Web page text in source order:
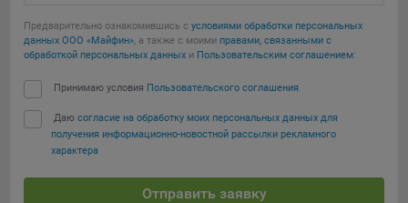
Предварительно ознакомившись с условиями обработки персональных
данных ООО «Майфин», а также с моими правами, связанными с
обработкой персональных данных и Пользовательским соглашением:
Принимаю условия Пользовательского соглашения
Даю согласие на обработку моих персональных данных для
получения информационно-новостной рассылки рекламного
характера
Отправить заявку